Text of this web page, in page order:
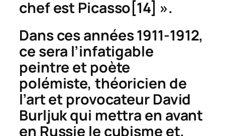
chef est Picasso [14] ».
Dans ces années 1911-1912,
ce sera l’infatigable
peintre et poète
polémiste, théoricien de
l’art et provocateur David
Burljuk qui mettra en avant
en Russie le cubisme et,